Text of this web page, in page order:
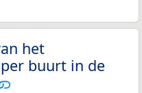
het
buurt in de